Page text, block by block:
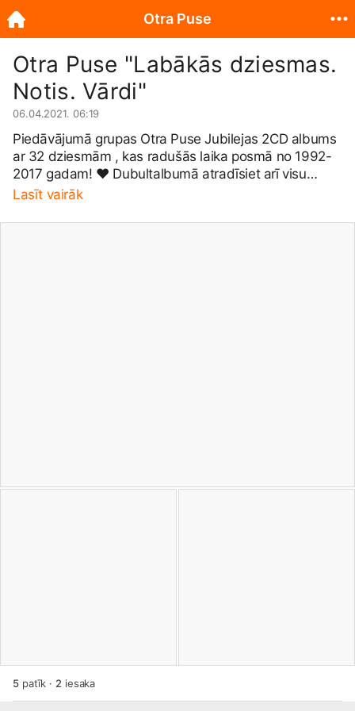
Otra Puse "Labākās dziesmas.
Notis. Vārdi"
06.04.2021. 06:19
Piedāvājumā grupas Otra Puse Jubilejas 2CD albums
ar 32 dziesmām , kas radušās laika posmā no 1992-
2017 gadam! ❤️ Dubultalbumā atradīsiet arī visu
dziesmu vārdus un notis! 🥁🎼 Dāvanā personīgs
Lasīt vairāk
5patīk · 2 iesaka
Otra Puse